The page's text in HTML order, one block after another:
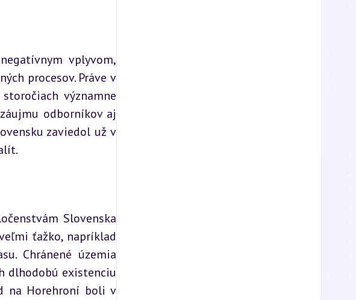
vplyvom,
procesov. Práve v
významne
odborníkov aj
zaviedol už v
Slovenska
ťažko, napríklad
Chránené územia
dlhodobú existenciu
na Horehroní boli v